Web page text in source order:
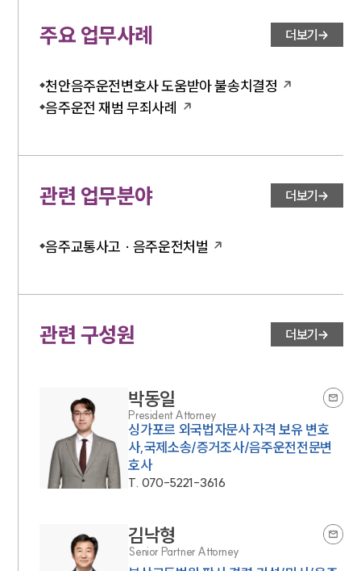
주요 업무사례 더보기
천안음주운전변호사 도움받아 불송치결정
음주운전 재범 무죄사례
관련 업무분야 더보기
음주교통사고 · 음주운전처벌
관련 구성원 더보기
박동일
President Attorney
싱가포르 외국법자문사 자격 보유 변호
사,국제소송/증거조사/음주운전전문변
호사
T. 070-5221-3616
김낙형
Senior Partner Attorney